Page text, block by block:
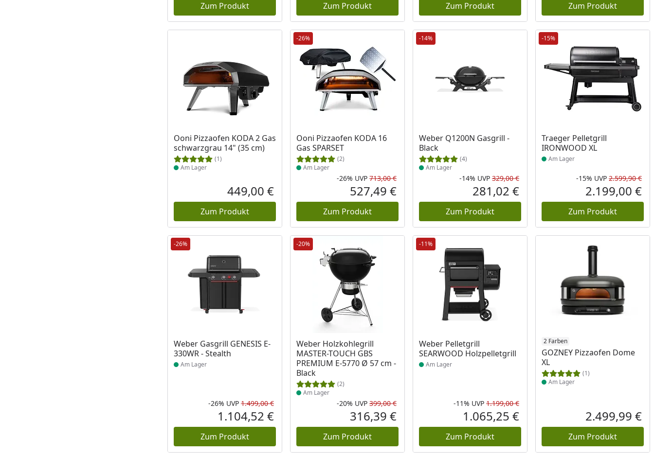
Zum Produkt Zum Produkt Zum Produkt Zum Produkt
Ooni Pizzaofen KODA 2 Gas
schwarzgrau 14" (35 cm)
(1)
Produkt am Lager
Am Lager
Aktueller Preis
449,00 €
Zum Produkt
-26%
Ooni Pizzaofen KODA 16
Gas SPARSET
(2)
Produkt am Lager
Am Lager
Rabatt in Prozent
-26%
Ursprünglicher Preis
UVP 713,00 €
Aktueller Preis
527,49 €
Zum Produkt
-14%
Weber Q1200N Gasgrill -
Black
(4)
Produkt am Lager
Am Lager
Rabatt in Prozent
-14%
Ursprünglicher Preis
UVP 329,00 €
Aktueller Preis
281,02 €
Zum Produkt
-15%
Traeger Pelletgrill
IRONWOOD XL
Produkt am Lager
Am Lager
-15% UVP 2.599,90 €
2.199,00 €
Zum Produkt
-26%
Weber Gasgrill GENESIS E-
330WR - Stealth
Produkt am Lager
Am Lager
Rabatt in Prozent
-26%
Ursprünglicher Preis
UVP 1.499,00 €
Aktueller Preis
1.104,52 €
Zum Produkt
-20%
Weber Holzkohlegrill
MASTER-TOUCH GBS
PREMIUM E-5770 Ø 57 cm -
Black
(2)
Produkt am Lager
Am Lager
Rabatt in Prozent
-20%
Ursprünglicher Preis
UVP 399,00 €
Aktueller Preis
316,39 €
Zum Produkt
-11%
Weber Pelletgrill
SEARWOOD Holzpelletgrill
Produkt am Lager
Am Lager
Rabatt in Prozent
-11%
Ursprünglicher Preis
UVP 1.199,00 €
Aktueller Preis
1.065,25 €
Zum Produkt
2 Farben
GOZNEY Pizzaofen Dome
XL
(1)
Produkt am Lager
Am Lager
2.499,99 €
Zum Produkt